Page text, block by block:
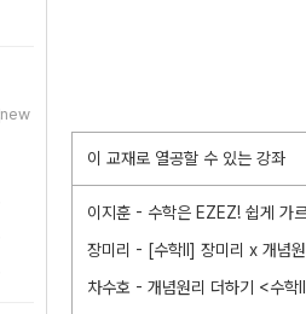
이 교재로 열공할 수 있는 강좌
이지훈 - 수학은 EZEZ! 쉽게 가
장미리 - [수학ll] 장미리 x 개념원
차수호 - 개념원리 더하기 <수학